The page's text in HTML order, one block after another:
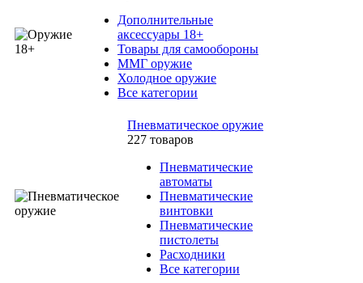
Дополнительные
аксессуары 18+
Товары для самообороны
ММГ оружие
Холодное оружие
Все категории
Пневматическое оружие
227 товаров
Пневматические
автоматы
Пневматические
винтовки
Пневматические
пистолеты
Расходники
Все категории